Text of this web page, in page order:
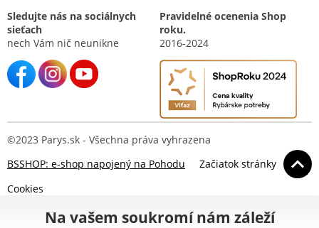
Sledujte nás na sociálnych
sieťach
nech Vám nič neunikne
Pravidelné ocenenia Shop
roku.
2016-2024
©2023 Parys.sk - Všechna práva vyhrazena
BSSHOP: e-shop napojený na Pohodu
Začiatok stránky
Cookies
Na vašem soukromí nám záleží